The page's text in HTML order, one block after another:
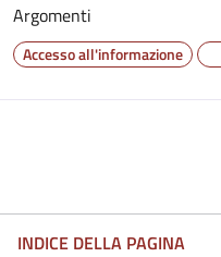
Argomenti
Accesso all'informazione
INDICE DELLA PAGINA